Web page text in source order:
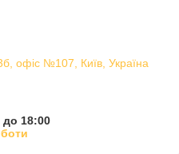
офіс №107, Київ, Україна
до 18:00